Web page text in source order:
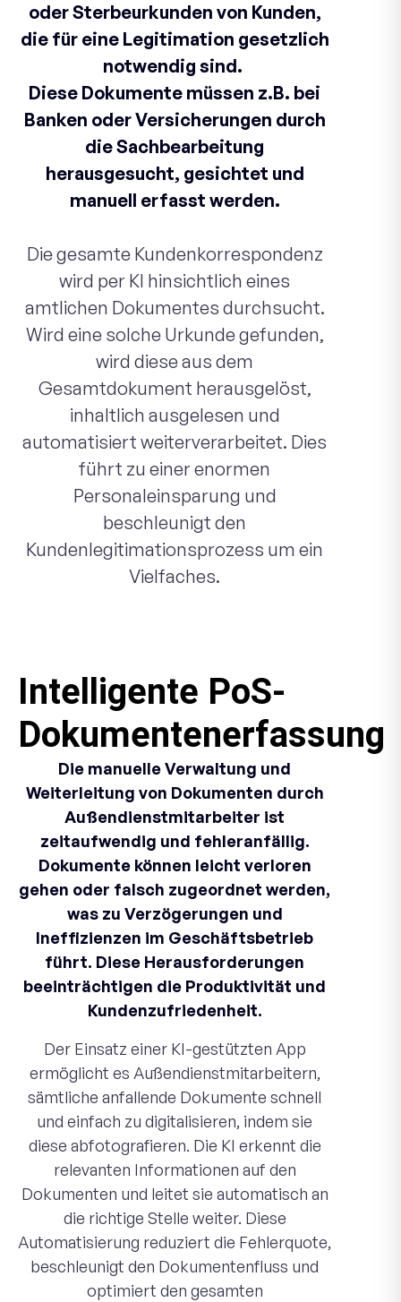
oder Sterbeurkunden von Kunden,
die für eine Legitimation gesetzlich
notwendig sind.
Diese Dokumente müssen z.B. bei
Banken oder Versicherungen durch
die Sachbearbeitung
herausgesucht, gesichtet und
manuell erfasst werden.
Die gesamte Kundenkorrespondenz
wird per KI hinsichtlich eines
amtlichen Dokumentes durchsucht.
Wird eine solche Urkunde gefunden,
wird diese aus dem
Gesamtdokument herausgelöst,
inhaltlich ausgelesen und
automatisiert weiterverarbeitet. Dies
führt zu einer enormen
Personaleinsparung und
beschleunigt den
Kundenlegitimationsprozess um ein
Vielfaches.
Intelligente PoS-
Dokumentenerfassung
Die manuelle Verwaltung und
Weiterleitung von Dokumenten durch
Außendienstmitarbeiter ist
zeitaufwendig und fehleranfällig.
Dokumente können leicht verloren
gehen oder falsch zugeordnet werden,
was zu Verzögerungen und
Ineffizienzen im Geschäftsbetrieb
führt. Diese Herausforderungen
beeinträchtigen die Produktivität und
Kundenzufriedenheit.
Der Einsatz einer KI-gestützten App
ermöglicht es Außendienstmitarbeitern,
sämtliche anfallende Dokumente schnell
und einfach zu digitalisieren, indem sie
diese abfotografieren. Die KI erkennt die
relevanten Informationen auf den
Dokumenten und leitet sie automatisch an
die richtige Stelle weiter. Diese
Automatisierung reduziert die Fehlerquote,
beschleunigt den Dokumentenfluss und
optimiert den gesamten